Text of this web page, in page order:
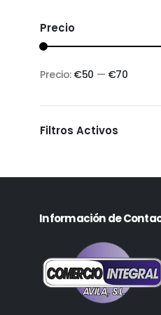
Precio
Precio: €50 — €70
Filtros Activos
Información de